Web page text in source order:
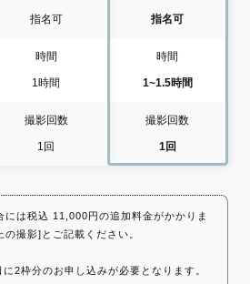
指名可
時間
1時間
撮影回数
1回
指名可
時間
1~1.5時間
撮影回数
1回
は税込 11,000円の追加料金がかかりま
撮影]とご記載ください。
2枠分のお申し込みが必要となります。